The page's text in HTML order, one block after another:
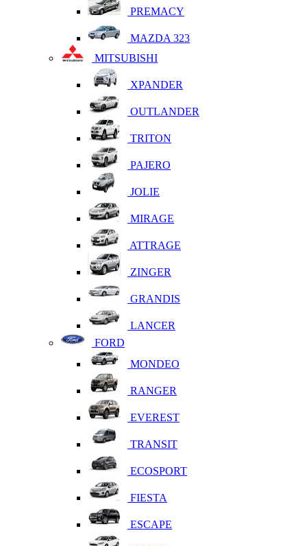
PREMACY
MAZDA 323
MITSUBISHI
XPANDER
OUTLANDER
TRITON
PAJERO
JOLIE
MIRAGE
ATTRAGE
ZINGER
GRANDIS
LANCER
FORD
MONDEO
RANGER
EVEREST
TRANSIT
ECOSPORT
FIESTA
ESCAPE